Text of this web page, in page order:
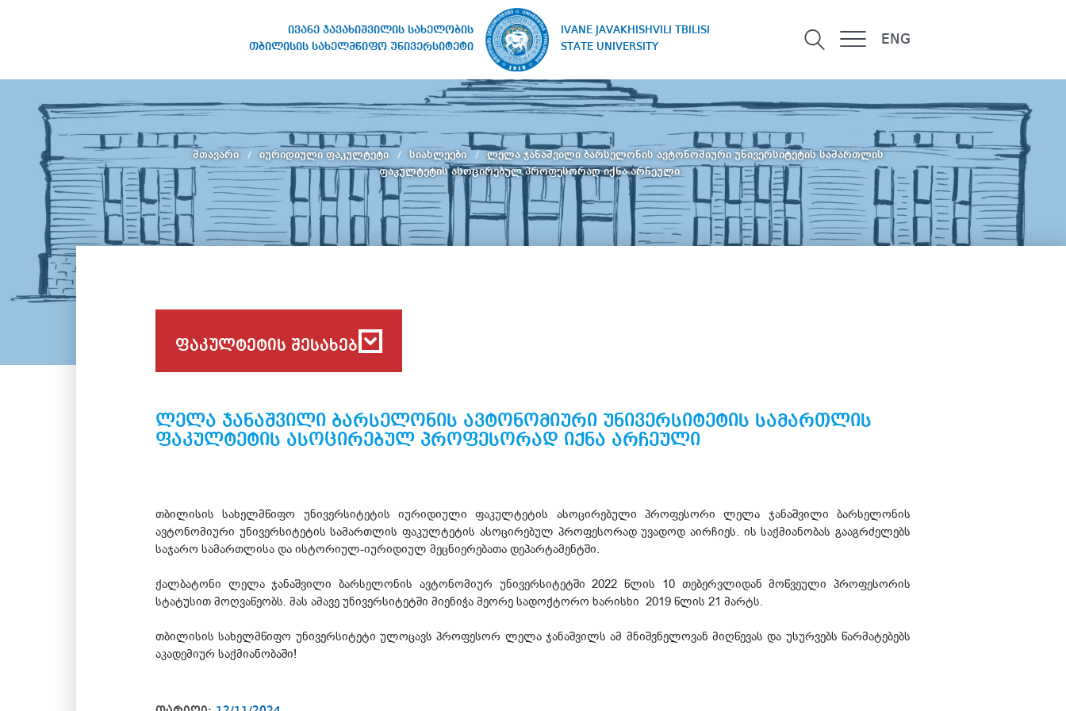
ივანე ჯავახიშვილის სახელობის
თბილისის სახელმწიფო უნივერსიტეტი
IVANE JAVAKHISHVILI TBILISI
STATE UNIVERSITY
ENG
სახელობის თბილისის
სახელმწიფო უნივერსიტეტი
მთავარი იურიდიული ფაკულტეტი სიახლეები
ლელა ჯანაშვილი ბარსელონის ავტონომიური უნივერსიტეტის სამართლის
ფაკულტეტის ასოცირებულ პროფესორად იქნა არჩეული
ფაკულტეტის შესახებ
ლელა ჯანაშვილი ბარსელონის ავტონომიური უნივერსიტეტის სამართლის
ფაკულტეტის ასოცირებულ პროფესორად იქნა არჩეული
თბილისის სახელმწიფო უნივერსიტეტის იურიდიული ფაკულტეტის ასოცირებული პროფესორი ლელა ჯანაშვილი ბარსელონის
ავტონომიური უნივერსიტეტის სამართლის ფაკულტეტის ასოცირებულ პროფესორად უვადოდ აირჩიეს. ის საქმიანობას გააგრძელებს
საჯარო სამართლისა და ისტორიულ-იურიდიულ მეცნიერებათა დეპარტამენტში.
ქალბატონი ლელა ჯანაშვილი ბარსელონის ავტონომიურ უნივერსიტეტში 2022 წლის 10 თებერვლიდან მოწვეული პროფესორის
სტატუსით მოღვაწეობს. მას ამავე უნივერსიტეტში მიენიჭა მეორე სადოქტორო ხარისხი 2019 წლის 21 მარტს.
თბილისის სახელმწიფო უნივერსიტეტი ულოცავს პროფესორ ლელა ჯანაშვილს ამ მნიშვნელოვან მიღწევას და უსურვებს წარმატებებს
აკადემიურ საქმიანობაში!